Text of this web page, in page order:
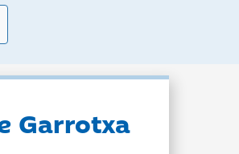
Garrotxa